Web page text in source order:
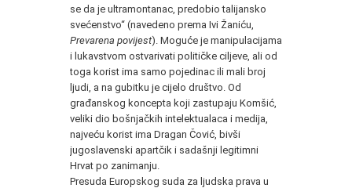
se da je ultramontanac, predobio talijansko
svećenstvo“ (navedeno prema Ivi Žaniću,
Prevarena povijest). Moguće je manipulacijama
i lukavstvom ostvarivati političke ciljeve, ali od
toga korist ima samo pojedinac ili mali broj
ljudi, a na gubitku je cijelo društvo. Od
građanskog koncepta koji zastupaju Komšić,
veliki dio bošnjačkih intelektualaca i medija,
najveću korist ima Dragan Čović, bivši
jugoslavenski apartčik i sadašnji legitimni
Hrvat po zanimanju.
Presuda Europskog suda za ljudska prava u